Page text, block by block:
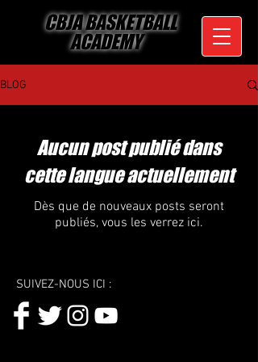
CBJA BASKETBALL
ACADEMY
BLOG
Aucun post publié dans
cette langue actuellement
Dès que de nouveaux posts seront
publiés, vous les verrez ici.
SUIVEZ-NOUS ICI :